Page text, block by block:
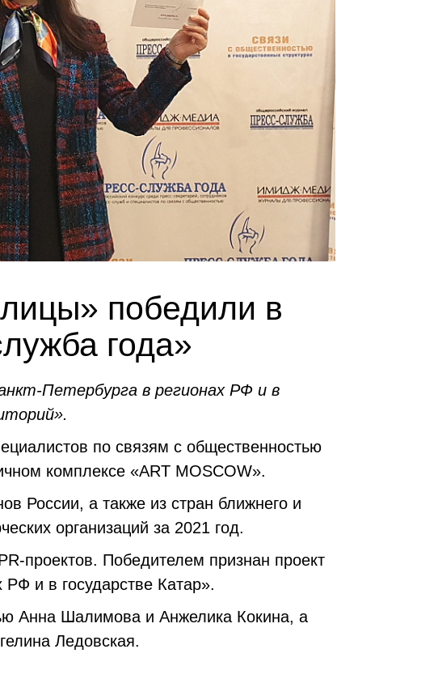
победили в
года»
Петербурга в регионах РФ и в
по связям с общественностью
комплексе «ART MOSCOW».
России, а также из стран ближнего и
организаций за 2021 год.
-проектов. Победителем признан проект
и в государстве Катар».
Анна Шалимова и Анжелика Кокина, а
Ледовская.